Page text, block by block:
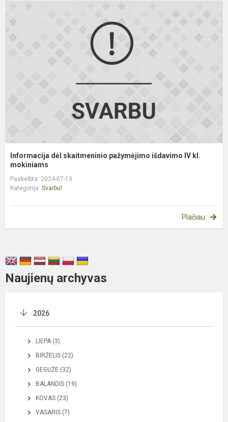
Informacija dėl skaitmeninio pažymėjimo išdavimo IV kl.
mokiniams
Paskelbta: 2024-07-13
Kategorija: Svarbu!
Plačiau
Naujienų archyvas
2026
LIEPA (3)
BIRŽELIS (22)
GEGUŽĖ (32)
BALANDIS (19)
KOVAS (23)
VASARIS (7)